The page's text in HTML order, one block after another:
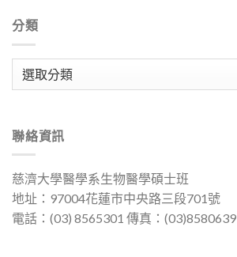
分類
聯絡資訊
慈濟大學醫學系生物醫學碩士班
地址：97004花蓮市中央路三段701號
電話：(03) 8565301 傳真：(03)8580639